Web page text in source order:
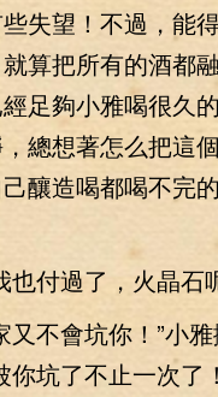
失望！不過，能
算把所有的酒都
足夠小雅喝很久
總想著怎么把這
釀造喝都喝不完
付過了，火晶石
不會坑你！”小雅
坑了不止一次了